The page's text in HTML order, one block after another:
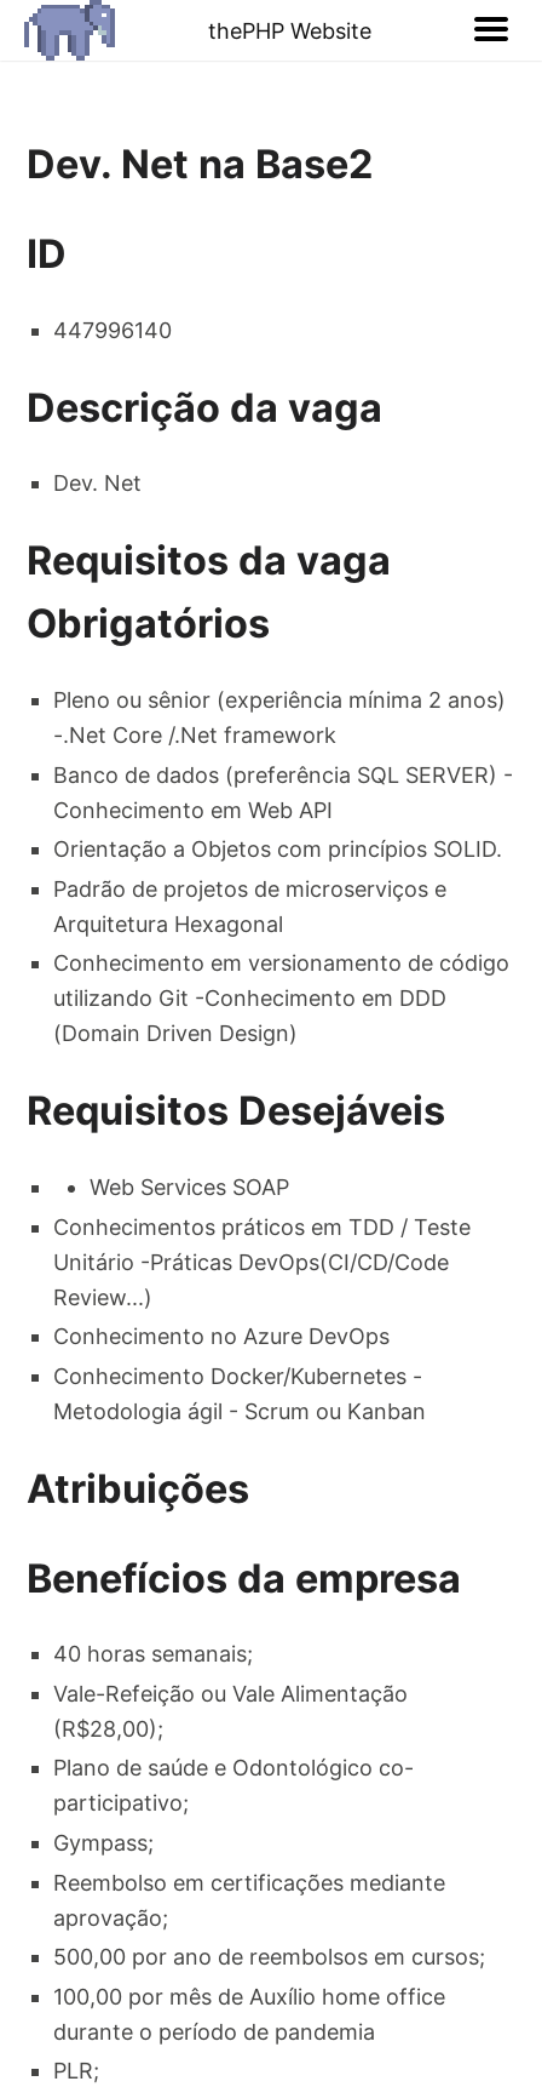
thePHP Website
Dev. Net na Base2
ID
447996140
Descrição da vaga
Dev. Net
Requisitos da vaga
Obrigatórios
Pleno ou sênior (experiência mínima 2 anos)
-.Net Core /.Net framework
Banco de dados (preferência SQL SERVER) -
Conhecimento em Web API
Orientação a Objetos com princípios SOLID.
Padrão de projetos de microserviços e
Arquitetura Hexagonal
Conhecimento em versionamento de código
utilizando Git -Conhecimento em DDD
(Domain Driven Design)
Requisitos Desejáveis
Web Services SOAP
Conhecimentos práticos em TDD / Teste
Unitário -Práticas DevOps(CI/CD/Code
Review...)
Conhecimento no Azure DevOps
Conhecimento Docker/Kubernetes -
Metodologia ágil - Scrum ou Kanban
Atribuições
Benefícios da empresa
40 horas semanais;
Vale-Refeição ou Vale Alimentação
(R$28,00);
Plano de saúde e Odontológico co-
participativo;
Gympass;
Reembolso em certificações mediante
aprovação;
500,00 por ano de reembolsos em cursos;
100,00 por mês de Auxílio home office
durante o período de pandemia
PLR;